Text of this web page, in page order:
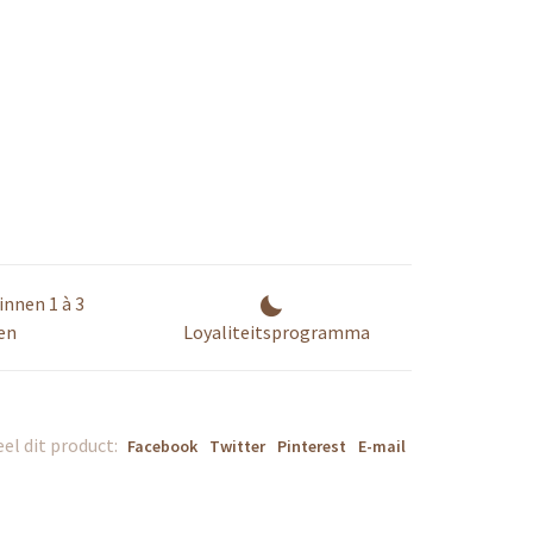
1 à 3
Loyaliteitsprogramma
dit product: Facebook Twitter Pinterest E-mail